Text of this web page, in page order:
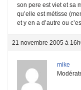
son pere est viet et sa
qu’elle est métisse
et y en a d’autre ou
21 novembre 2005 à
mike